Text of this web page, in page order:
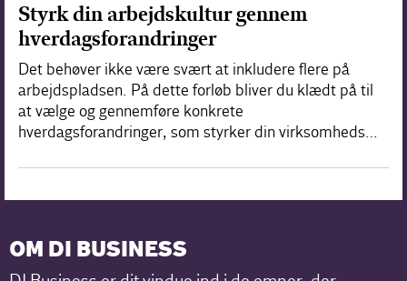
Styrk din arbejdskultur gennem
hverdagsforandringer
Det behøver ikke være svært at inkludere flere på
arbejdspladsen. På dette forløb bliver du klædt på til
at vælge og gennemføre konkrete
hverdagsforandringer, som styrker din virksomheds…
OM DI BUSINESS